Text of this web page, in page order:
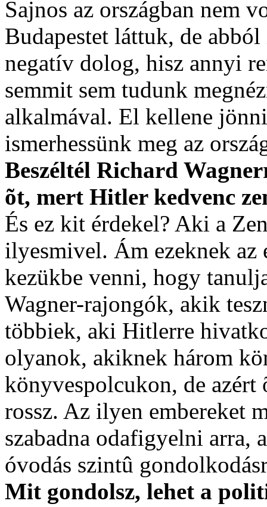
Sajnos az országban nem
Budapestet láttuk, de
negatív dolog, hisz annyi
semmit sem tudunk
alkalmával. El kellene
ismerhessünk meg az
Beszéltél Richard
õt, mert Hitler kedvenc
És ez kit érdekel? Aki a
ilyesmivel. Ám ezeknek az
kezükbe venni, hogy
Wagner-rajongók, akik
többiek, aki Hitlerre
olyanok, akiknek három
könyvespolcukon, de
rossz. Az ilyen embereket
szabadna odafigyelni arra,
óvodás szintû
Mit gondolsz, lehet a